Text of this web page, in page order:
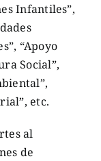
Infantiles”,
“Apoyo
Social”,
etc.
al
de